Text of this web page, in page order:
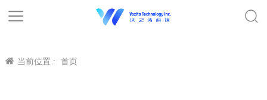
当前位置 : 首页